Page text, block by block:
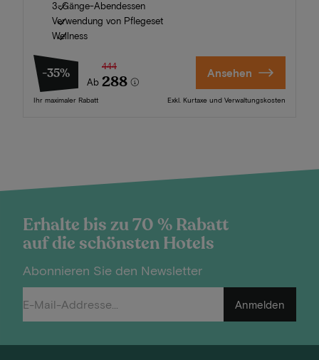
3-Gänge-Abendessen
Verwendung von Pflegeset
Wellness
-35%
Ab
444
288
Ihr maximaler Rabatt
Ansehen
Exkl. Kurtaxe und Verwaltungskosten
Erhalte bis zu 70 % Rabatt
auf die schönsten Hotels
Abonnieren Sie den Newsletter
Anmelden